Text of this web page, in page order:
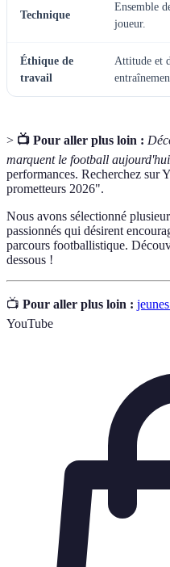
Technique
Ensemble
joueur.
Éthique de
travail
Attitude et
> 📺 Pour aller plus loin :
marquent le football aujourd'hui
performances. Recherchez sur
prometteurs 2026".
Nous avons sélectionné
passionnés qui désirent
parcours footballistique.
dessous !
📺 Pour aller plus loin :
YouTube